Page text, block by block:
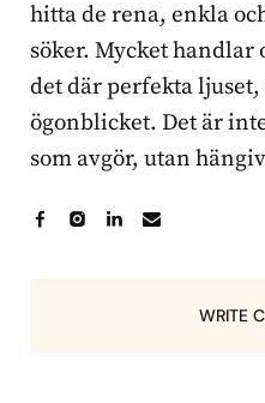
hitta de rena, enkla
söker. Mycket
det där perfekta ljuset,
ögonblicket. Det är
som avgör, utan
WRITE